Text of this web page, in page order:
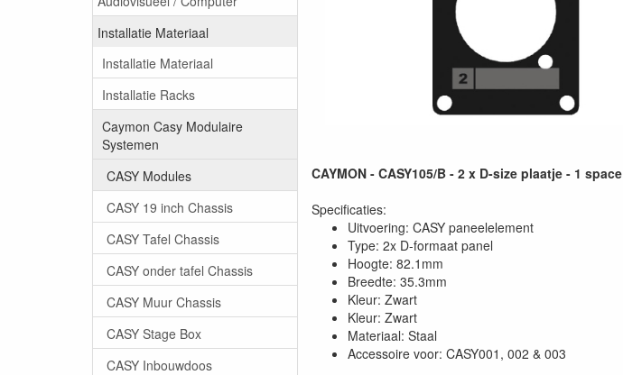
Installatie Materiaal
Installatie Materiaal
Installatie Racks
Caymon Casy Modulaire
Systemen
CASY Modules
CASY 19 inch Chassis
CASY Tafel Chassis
CASY onder tafel Chassis
CASY Muur Chassis
CASY Stage Box
CASY Inbouwdoos
CAYMON - CASY105/B - 2 x D-size plaatje - 1 space
Specificaties:
Uitvoering: CASY paneelelement
Type: 2x D-formaat panel
Hoogte: 82.1mm
Breedte: 35.3mm
Kleur: Zwart
Kleur: Zwart
Materiaal: Staal
Accessoire voor: CASY001, 002 & 003